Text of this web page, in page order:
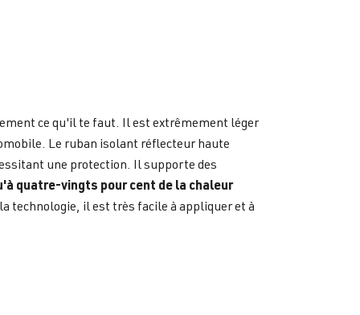
ce qu'il te faut. Il est extrêmement léger
Le ruban isolant réflecteur haute
une protection. Il supporte des
quatre-vingts pour cent de la chaleur
technologie, il est très facile à appliquer et à